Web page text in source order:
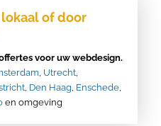
of door
voor uw webdesign.
, Utrecht,
, Den Haag, Enschede,
en omgeving